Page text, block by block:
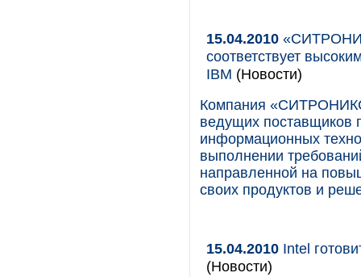
15.04.2010
соответствует
IBM (Новости)
Компания
ведущих поставщиков
информационных
выполнении
направленной на
своих продуктов и
15.04.2010 Intel
(Новости)